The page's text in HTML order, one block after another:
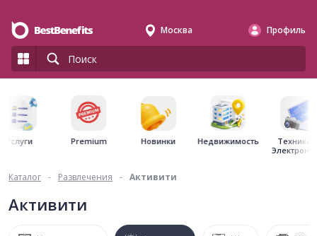
Москва Профиль
Услуги Premium Новинки Недвижимость
Техника
Каталог - Развлечения - Активити
Активити